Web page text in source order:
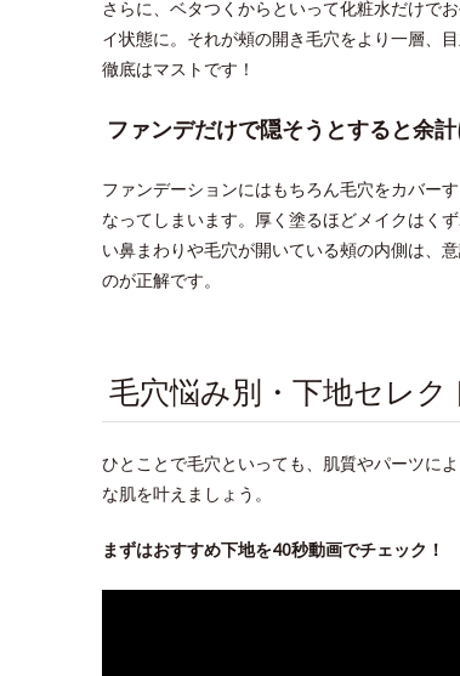
さらに、ベタつくからといって化粧水だけで
イ状態に。それが頰の開き毛穴をより一層、
徹底はマストです！
ファンデだけで隠そうとすると余
ファンデーションにはもちろん毛穴をカバー
なってしまいます。厚く塗るほどメイクはく
い鼻まわりや毛穴が開いている頰の内側は、
のが正解です。
毛穴悩み別・下地セレ
ひとことで毛穴といっても、肌質やパーツに
な肌を叶えましょう。
まずはおすすめ下地を40秒動画でチェック！